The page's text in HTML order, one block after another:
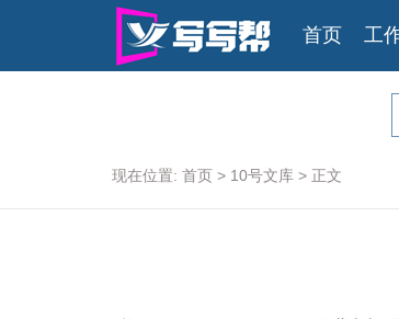
首页 工
现在位置: 首页 > 10号文库 > 正文